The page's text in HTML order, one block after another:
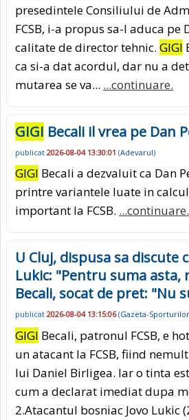
presedintele Consiliului de
FCSB, i-a propus sa-l aduca pe
calitate de director tehnic. GIGI
ca si-a dat acordul, dar nu a
mutarea se va... ...continuare.
GIGI Becali il vrea pe Dan
publicat 2026-08-04 13:30:01 (Adevarul)
GIGI Becali a dezvaluit ca Dan
printre variantele luate in
important la FCSB. ...continuare.
U Cluj, dispusa sa discute
Lukic: "Pentru suma asta,
Becali, socat de pret: "Nu
publicat 2026-08-04 13:15:06(Gazeta-Sporturilor
GIGI Becali, patronul FCSB, e
un atacant la FCSB, fiind
lui Daniel Birligea. Iar o tinta
cum a declarat imediat dupa
2.Atacantul bosniac Jovo Lukic